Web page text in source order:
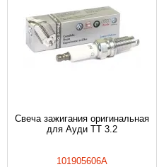
Свеча зажигания оригинальная
для Ауди TT 3.2
101905606A